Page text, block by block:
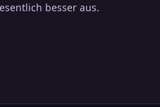
besser aus.